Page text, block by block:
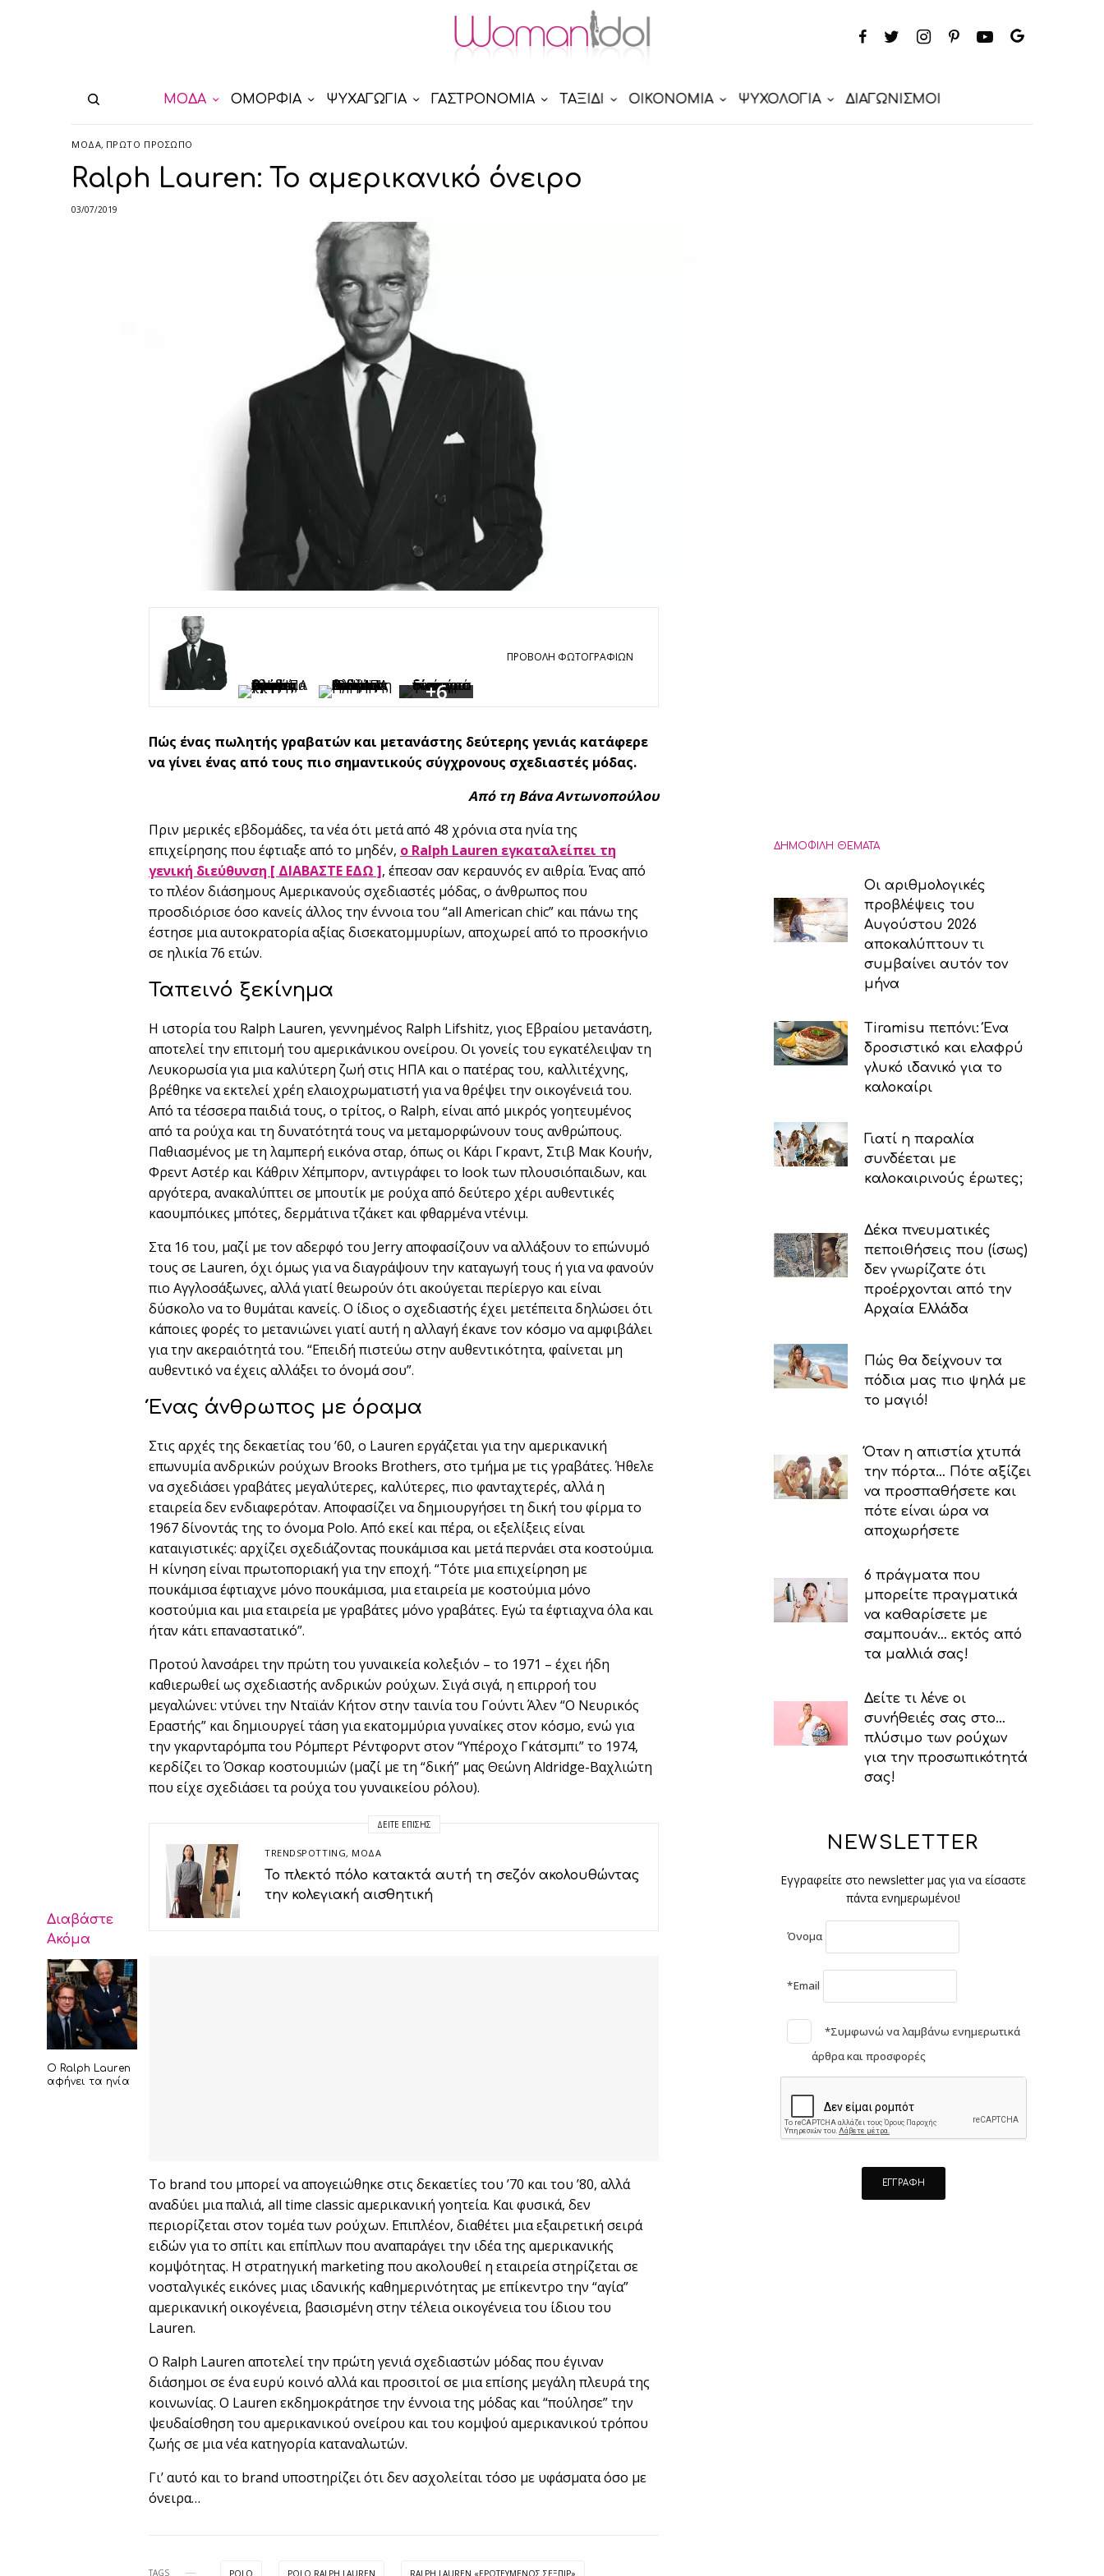
ΜΟΔΑ ΟΜΟΡΦΙΑ ΨΥΧΑΓΩΓΙΑ ΓΑΣΤΡΟΝΟΜΙΑ ΤΑΞΙΔΙ ΟΙΚΟΝΟΜΙΑ ΨΥΧΟΛΟΓΙΑ ΔΙΑΓΩΝΙΣΜΟΙ
ΜΟΔΑ, ΠΡΏΤΟ ΠΡΌΣΩΠΟ
Ralph Lauren: Το αμερικανικό όνειρο
03/07/2019
Διαβάστε
Ακόμα
O Ralph Lauren
αφήνει τα ηνία
+6
ΠΡΟΒΟΛΉ ΦΩΤΟΓΡΑΦΙΏΝ
Πώς ένας πωλητής γραβατών και μετανάστης δεύτερης γενιάς κατάφερε
να γίνει ένας από τους πιο σημαντικούς σύγχρονους σχεδιαστές μόδας.
Aπό τη Βάνα Αντωνοπούλου
Πριν μερικές εβδομάδες, τα νέα ότι μετά από 48 χρόνια στα ηνία της
επιχείρησης που έφτιαξε από το μηδέν, ο Ralph Lauren εγκαταλείπει τη
γενική διεύθυνση [ ΔΙΑΒΑΣΤΕ ΕΔΩ ], έπεσαν σαν κεραυνός εν αιθρία. Ένας από
το πλέον διάσημους Αμερικανούς σχεδιαστές μόδας, ο άνθρωπος που
προσδιόρισε όσο κανείς άλλος την έννοια του “all American chic” και πάνω της
έστησε μια αυτοκρατορία αξίας δισεκατομμυρίων, αποχωρεί από το προσκήνιο
σε ηλικία 76 ετών.
Ταπεινό ξεκίνημα
Η ιστορία του Ralph Lauren, γεννημένος Ralph Lifshitz, γιος Εβραίου μετανάστη,
αποτελεί την επιτομή του αμερικάνικου ονείρου. Οι γονείς του εγκατέλειψαν τη
Λευκορωσία για μια καλύτερη ζωή στις ΗΠΑ και ο πατέρας του, καλλιτέχνης,
βρέθηκε να εκτελεί χρέη ελαιοχρωματιστή για να θρέψει την οικογένειά του.
Από τα τέσσερα παιδιά τους, ο τρίτος, ο Ralph, είναι από μικρός γοητευμένος
από τα ρούχα και τη δυνατότητά τους να μεταμορφώνουν τους ανθρώπους.
Παθιασμένος με τη λαμπερή εικόνα σταρ, όπως οι Κάρι Γκραντ, Στιβ Μακ Κουήν,
Φρεντ Αστέρ και Κάθριν Χέπμπορν, αντιγράφει το look των πλουσιόπαιδων, και
αργότερα, ανακαλύπτει σε μπουτίκ με ρούχα από δεύτερο χέρι αυθεντικές
καουμπόικες μπότες, δερμάτινα τζάκετ και φθαρμένα ντένιμ.
Στα 16 του, μαζί με τον αδερφό του Jerry αποφασίζουν να αλλάξουν το επώνυμό
τους σε Lauren, όχι όμως για να διαγράψουν την καταγωγή τους ή για να φανούν
πιο Αγγλοσάξωνες, αλλά γιατί θεωρούν ότι ακούγεται περίεργο και είναι
δύσκολο να το θυμάται κανείς. Ο ίδιος ο σχεδιαστής έχει μετέπειτα δηλώσει ότι
κάποιες φορές το μετανιώνει γιατί αυτή η αλλαγή έκανε τον κόσμο να αμφιβάλει
για την ακεραιότητά του. “Επειδή πιστεύω στην αυθεντικότητα, φαίνεται μη
αυθεντικό να έχεις αλλάξει το όνομά σου”.
Ένας άνθρωπος με όραμα
Στις αρχές της δεκαετίας του ’60, ο Lauren εργάζεται για την αμερικανική
επωνυμία ανδρικών ρούχων Brooks Brothers, στο τμήμα με τις γραβάτες. Ήθελε
να σχεδιάσει γραβάτες μεγαλύτερες, καλύτερες, πιο φανταχτερές, αλλά η
εταιρεία δεν ενδιαφερόταν. Αποφασίζει να δημιουργήσει τη δική του φίρμα το
1967 δίνοντάς της το όνομα Polo. Από εκεί και πέρα, οι εξελίξεις είναι
καταιγιστικές: αρχίζει σχεδιάζοντας πουκάμισα και μετά περνάει στα κοστούμια.
Η κίνηση είναι πρωτοποριακή για την εποχή. “Τότε μια επιχείρηση με
πουκάμισα έφτιαχνε μόνο πουκάμισα, μια εταιρεία με κοστούμια μόνο
κοστούμια και μια εταιρεία με γραβάτες μόνο γραβάτες. Εγώ τα έφτιαχνα όλα και
ήταν κάτι επαναστατικό”.
Προτού λανσάρει την πρώτη του γυναικεία κολεξιόν – το 1971 – έχει ήδη
καθιερωθεί ως σχεδιαστής ανδρικών ρούχων. Σιγά σιγά, η επιρροή του
μεγαλώνει: ντύνει την Νταϊάν Κήτον στην ταινία του Γούντι Άλεν “Ο Νευρικός
Εραστής” και δημιουργεί τάση για εκατομμύρια γυναίκες στον κόσμο, ενώ για
την γκαρνταρόμπα του Ρόμπερτ Ρέντφορντ στον “Υπέροχο Γκάτσμπι” το 1974,
κερδίζει το Όσκαρ κοστουμιών (μαζί με τη “δική” μας Θεώνη Aldridge-Βαχλιώτη
που είχε σχεδιάσει τα ρούχα του γυναικείου ρόλου).
ΔΕΊΤΕ ΕΠΊΣΗΣ
TRENDSPOTTING, ΜΟΔΑ
Το πλεκτό πόλο κατακτά αυτή τη σεζόν ακολουθώντας
την κολεγιακή αισθητική
Το brand του μπορεί να απογειώθηκε στις δεκαετίες του ’70 και του ’80, αλλά
αναδύει μια παλιά, all time classic αμερικανική γοητεία. Και φυσικά, δεν
περιορίζεται στον τομέα των ρούχων. Επιπλέον, διαθέτει μια εξαιρετική σειρά
ειδών για το σπίτι και επίπλων που αναπαράγει την ιδέα της αμερικανικής
κομψότητας. Η στρατηγική marketing που ακολουθεί η εταιρεία στηρίζεται σε
νοσταλγικές εικόνες μιας ιδανικής καθημερινότητας με επίκεντρο την “αγία”
αμερικανική οικογένεια, βασισμένη στην τέλεια οικογένεια του ίδιου του
Lauren.
Ο Ralph Lauren αποτελεί την πρώτη γενιά σχεδιαστών μόδας που έγιναν
διάσημοι σε ένα ευρύ κοινό αλλά και προσιτοί σε μια επίσης μεγάλη πλευρά της
κοινωνίας. Ο Lauren εκδημοκράτησε την έννοια της μόδας και “πούλησε” την
ψευδαίσθηση του αμερικανικού ονείρου και του κομψού αμερικανικού τρόπου
ζωής σε μια νέα κατηγορία καταναλωτών.
Γι’ αυτό και το brand υποστηρίζει ότι δεν ασχολείται τόσο με υφάσματα όσο με
όνειρα…
TAGS POLO POLO RALPH LAUREN RALPH LAUREN «ΕΡΩΤΕΥΜΈΝΟΣ ΣΈΞΠΙΡ»
ΔΗΜΟΦΙΛΉ ΘΈΜΑΤΑ
Οι αριθμολογικές
προβλέψεις του
Αυγούστου 2026
αποκαλύπτουν τι
συμβαίνει αυτόν τον
μήνα
Tiramisu πεπόνι: Ένα
δροσιστικό και ελαφρύ
γλυκό ιδανικό για το
καλοκαίρι
Γιατί η παραλία
συνδέεται με
καλοκαιρινούς έρωτες;
Δέκα πνευματικές
πεποιθήσεις που (ίσως)
δεν γνωρίζατε ότι
προέρχονται από την
Αρχαία Ελλάδα
Πώς θα δείχνουν τα
πόδια μας πιο ψηλά με
το μαγιό!
Όταν η απιστία χτυπά
την πόρτα… Πότε αξίζει
να προσπαθήσετε και
πότε είναι ώρα να
αποχωρήσετε
6 πράγματα που
μπορείτε πραγματικά
να καθαρίσετε με
σαμπουάν… εκτός από
τα μαλλιά σας!
Δείτε τι λένε οι
συνήθειές σας στο…
πλύσιμο των ρούχων
για την προσωπικότητά
σας!
NEWSLETTER
Εγγραφείτε στο newsletter μας για να είσαστε
πάντα ενημερωμένοι!
Όνομα
*Email
*Συμφωνώ να λαμβάνω ενημερωτικά
άρθρα και προσφορές